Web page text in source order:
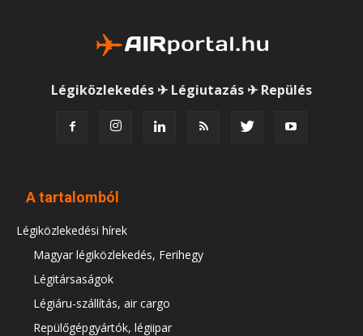
Légiközlekedés ✈ Légiutazás ✈ Repülés
A tartalomból
Légiközlekedési hírek
Magyar légiközlekedés, Ferihegy
Légitársaságok
Légiáru-szállítás, air cargo
Repülőgépgyártók, légiipar